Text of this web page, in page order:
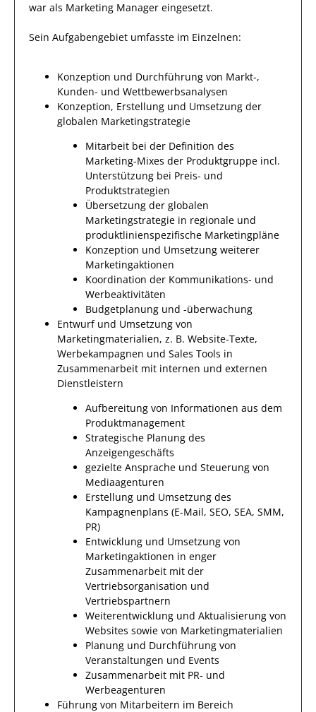
war als Marketing Manager eingesetzt.
Sein Aufgabengebiet umfasste im Einzelnen:
Konzeption und Durchführung von Markt-,
Kunden- und Wettbewerbsanalysen
Konzeption, Erstellung und Umsetzung der
globalen Marketingstrategie
Mitarbeit bei der Definition des
Marketing-Mixes der Produktgruppe incl.
Unterstützung bei Preis- und
Produktstrategien
Übersetzung der globalen
Marketingstrategie in regionale und
produktlinienspezifische Marketingpläne
Konzeption und Umsetzung weiterer
Marketingaktionen
Koordination der Kommunikations- und
Werbeaktivitäten
Budgetplanung und -überwachung
Entwurf und Umsetzung von
Marketingmaterialien, z. B. Website-Texte,
Werbekampagnen und Sales Tools in
Zusammenarbeit mit internen und externen
Dienstleistern
Aufbereitung von Informationen aus dem
Produktmanagement
Strategische Planung des
Anzeigengeschäfts
gezielte Ansprache und Steuerung von
Mediaagenturen
Erstellung und Umsetzung des
Kampagnenplans (E-Mail, SEO, SEA, SMM,
PR)
Entwicklung und Umsetzung von
Marketingaktionen in enger
Zusammenarbeit mit der
Vertriebsorganisation und
Vertriebspartnern
Weiterentwicklung und Aktualisierung von
Websites sowie von Marketingmaterialien
Planung und Durchführung von
Veranstaltungen und Events
Zusammenarbeit mit PR- und
Werbeagenturen
Führung von Mitarbeitern im Bereich